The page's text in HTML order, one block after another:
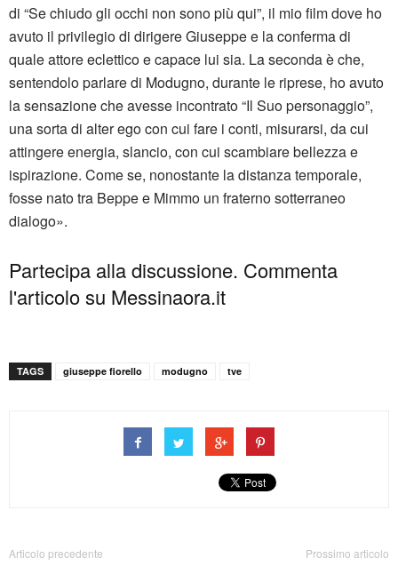
di “Se chiudo gli occhi non sono più qui”, il mio film dove ho
avuto il privilegio di dirigere Giuseppe e la conferma di
quale attore eclettico e capace lui sia. La seconda è che,
sentendolo parlare di Modugno, durante le riprese, ho avuto
la sensazione che avesse incontrato “Il Suo personaggio”,
una sorta di alter ego con cui fare i conti, misurarsi, da cui
attingere energia, slancio, con cui scambiare bellezza e
ispirazione. Come se, nonostante la distanza temporale,
fosse nato tra Beppe e Mimmo un fraterno sotterraneo
dialogo».
Partecipa alla discussione. Commenta
l'articolo su Messinaora.it
TAGS giuseppe fiorello modugno tve
Articolo precedente Prossimo articolo